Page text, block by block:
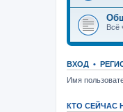
Всё
ВХОД •
Имя
КТО СЕЙЧАС